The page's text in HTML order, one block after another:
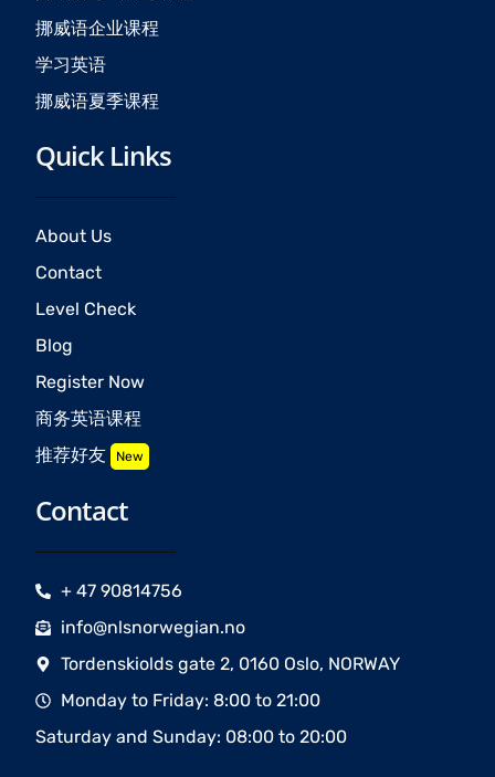
挪威语企业课程
学习英语
挪威语夏季课程
Quick Links
About Us
Contact
Level Check
Blog
Register Now
商务英语课程
推荐好友 New
Contact
+ 47 90814756
info@nlsnorwegian.no
Tordenskiolds gate 2, 0160 Oslo, NORWAY
Monday to Friday: 8:00 to 21:00
Saturday and Sunday: 08:00 to 20:00